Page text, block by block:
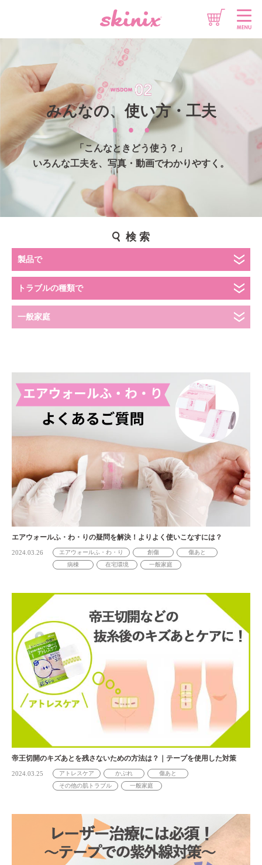
想いをチカラに
情報をチカラに
製品をチカラに
このサイトについて
個人情報保護方針
SNS公式アカウント運用方針
東京本社：〒135-0016 東京都江東区東陽5-29-16
Copyright © skinix. All Rights Reserved.
みんなの、使い方・工夫
「こんなときどう使う？」
いろんな工夫を、写真・動画でわかりやすく。
検 索
製品で
トラブルの種類で
一般家庭
エアウォールふ・わ・りの疑問を解決！よりよく使いこなすには？
2024.03.26 エアウォールふ・わ・り 創傷
傷あと
病棟
在宅環境 一般家庭
帝王切開のキズあとを残さないための方法は？｜テープを使用した対策
2024.03.25 アトレスケア かぶれ
傷あと
その他の肌トラブル
一般家庭